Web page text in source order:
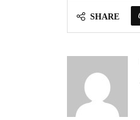
SHARE